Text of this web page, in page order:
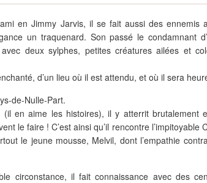
en Jimmy Jarvis, il se fait aussi des ennemis
un traquenard. Son passé le condamnant
avec deux sylphes, petites créatures ailées et
d’un lieu où il est attendu, et où il sera
de-Nulle-Part.
en aime les histoires), il y atterrit brutalement
le faire ! C’est ainsi qu’il rencontre l’impitoyable
le jeune mousse, Melvil, dont l’empathie
circonstance, il fait connaissance avec des